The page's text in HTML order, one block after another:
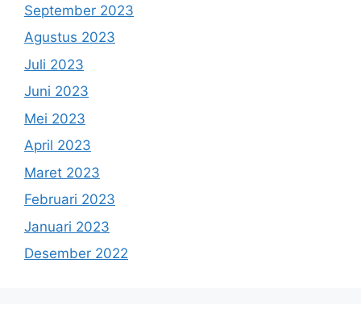
September 2023
Agustus 2023
Juli 2023
Juni 2023
Mei 2023
April 2023
Maret 2023
Februari 2023
Januari 2023
Desember 2022